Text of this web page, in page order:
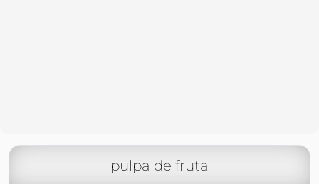
pulpa de fruta